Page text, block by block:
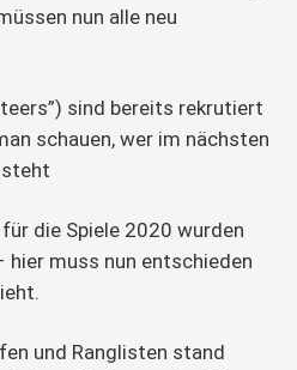
nun alle neu
sind bereits rekrutiert
schauen, wer im nächsten
die Spiele 2020 wurden
muss nun entschieden
und Ranglisten stand